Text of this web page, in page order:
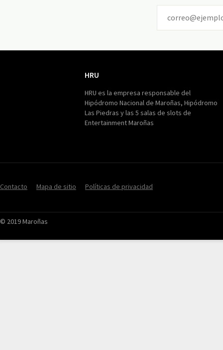
HRU
HRU es la empresa responsable del
Hipódromo Nacional de Maroñas, Hipódromo
Las Piedras y las 5 salas de slots de
Entertainment Maroñas
Contacto Mapa de sitio Políticas de privacidad
© 2019 Maroñas